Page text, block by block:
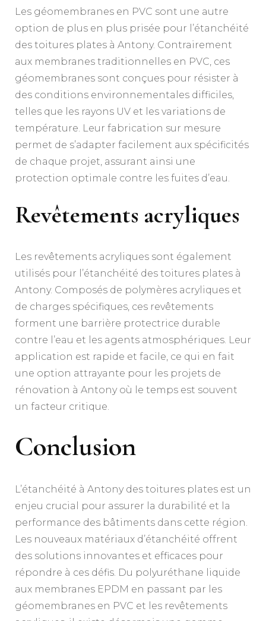
Les géomembranes en PVC sont une autre
option de plus en plus prisée pour l’étanchéité
des toitures plates à Antony. Contrairement
aux membranes traditionnelles en PVC, ces
géomembranes sont conçues pour résister à
des conditions environnementales difficiles,
telles que les rayons UV et les variations de
température. Leur fabrication sur mesure
permet de s’adapter facilement aux spécificités
de chaque projet, assurant ainsi une
protection optimale contre les fuites d’eau.
Revêtements acryliques
Les revêtements acryliques sont également
utilisés pour l’étanchéité des toitures plates à
Antony. Composés de polymères acryliques et
de charges spécifiques, ces revêtements
forment une barrière protectrice durable
contre l’eau et les agents atmosphériques. Leur
application est rapide et facile, ce qui en fait
une option attrayante pour les projets de
rénovation à Antony où le temps est souvent
un facteur critique.
Conclusion
L’étanchéité à Antony des toitures plates est un
enjeu crucial pour assurer la durabilité et la
performance des bâtiments dans cette région.
Les nouveaux matériaux d’étanchéité offrent
des solutions innovantes et efficaces pour
répondre à ces défis. Du polyuréthane liquide
aux membranes EPDM en passant par les
géomembranes en PVC et les revêtements